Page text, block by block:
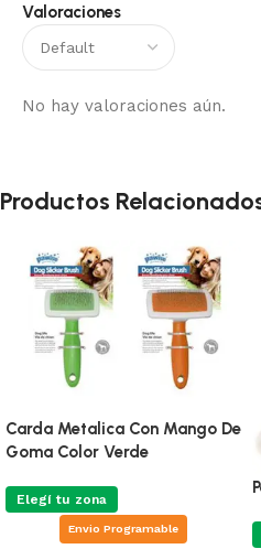
Valoraciones
No hay valoraciones aún.
Productos
Carda Metalica Con Mango De
Goma Color Verde
Elegí tu zona
Envio Programable